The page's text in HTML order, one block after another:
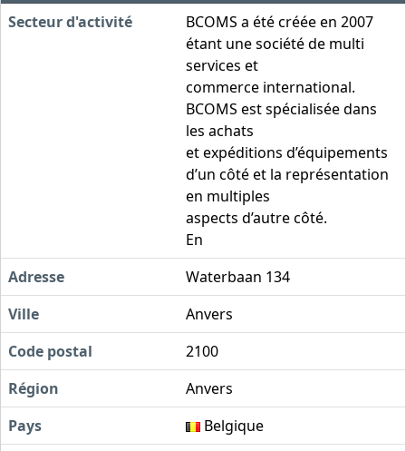
Secteur d'activité
BCOMS a été créée en 2007
étant une société de multi
services et
commerce international.
BCOMS est spécialisée dans
les achats
et expéditions d’équipements
d’un côté et la représentation
en multiples
aspects d’autre côté.
En
Adresse
Waterbaan 134
Ville
Anvers
Code postal
2100
Région
Anvers
Pays
Belgique